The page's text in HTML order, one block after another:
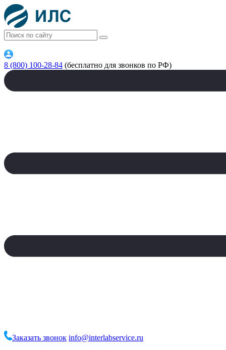
8 (800) 100-28-84 (бесплатно для звонков по РФ)
Заказать звонок info@interlabservice.ru